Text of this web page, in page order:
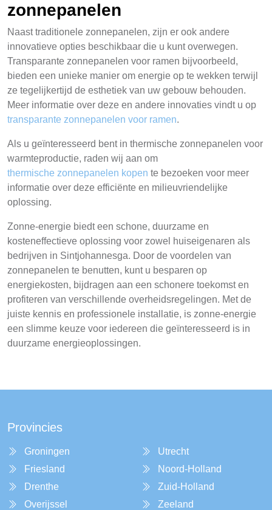
zonnepanelen
Naast traditionele zonnepanelen, zijn er ook andere
innovatieve opties beschikbaar die u kunt overwegen.
Transparante zonnepanelen voor ramen bijvoorbeeld,
bieden een unieke manier om energie op te wekken terwijl
ze tegelijkertijd de esthetiek van uw gebouw behouden.
Meer informatie over deze en andere innovaties vindt u op
transparante zonnepanelen voor ramen.
Als u geïnteresseerd bent in thermische zonnepanelen voor
warmteproductie, raden wij aan om
thermische zonnepanelen kopen te bezoeken voor meer
informatie over deze efficiënte en milieuvriendelijke
oplossing.
Zonne-energie biedt een schone, duurzame en
kosteneffectieve oplossing voor zowel huiseigenaren als
bedrijven in Sintjohannesga. Door de voordelen van
zonnepanelen te benutten, kunt u besparen op
energiekosten, bijdragen aan een schonere toekomst en
profiteren van verschillende overheidsregelingen. Met de
juiste kennis en professionele installatie, is zonne-energie
een slimme keuze voor iedereen die geïnteresseerd is in
duurzame energieoplossingen.
Provincies
Groningen
Friesland
Drenthe
Overijssel
Utrecht
Noord-Holland
Zuid-Holland
Zeeland